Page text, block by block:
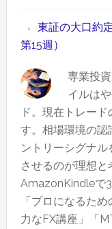
東証の大口約
第15週）
専業投
イルは
ド。現在トレー
す。相場環境の認
ントリーシグナ
させるのが理想と
AmazonKindleで
「プロになるた
力なFX講座」「